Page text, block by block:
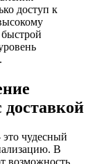
доступ к
быстрой
чудесный
В
возможность